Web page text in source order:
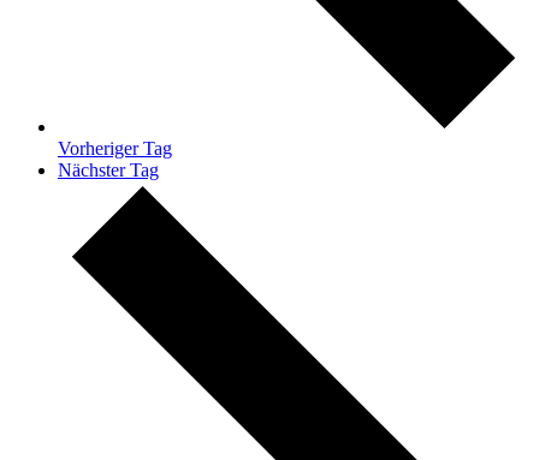
Vorheriger Tag
Nächster Tag